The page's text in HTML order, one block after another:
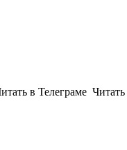
в Телеграме